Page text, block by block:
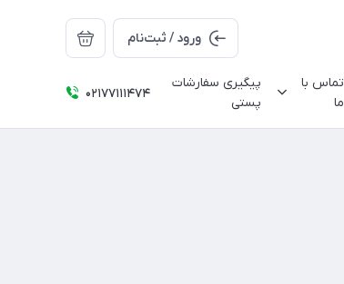
ورود / ثبت‌نام
تماس با
ما
پیگیری سفارشات
پستی
02177111474